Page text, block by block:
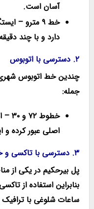
آسان است.
خط ۹ مترو
–
دارد و با چند
۲. دسترسی با اتوبوس
چندین خط اتوبوس شهری
جمله:
خطوط ۷۲ و ۳۰
–
اصلی عبور کرده و
۳. دسترسی با تاکسی و خودرو شخصی
پل بیرحکیم در یکی از
بنابراین استفاده از
ساعات شلوغی با